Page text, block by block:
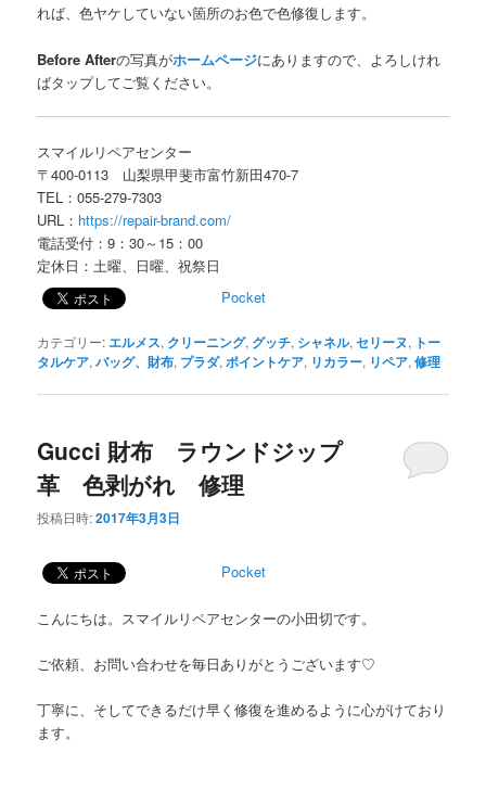
れば、色ヤケしていない箇所のお色で色修復します。
Before Afterの写真がホームページにありますので、よろしけれ
ばタップしてご覧ください。
スマイルリペアセンター
〒400-0113 山梨県甲斐市富竹新田470-7
TEL：055-279-7303
URL： https://repair-brand.com/
電話受付：9：30～15：00
定休日：土曜、日曜、祝祭日
Pocket
カテゴリー: エルメス, クリーニング, グッチ, シャネル,セリーヌ, トー
タルケア,バッグ、財布, プラダ, ポイントケア, リカラー, リペア,修理
Gucci 財布 ラウンドジップ
革 色剥がれ 修理
投稿日時:2017年3月3日
Pocket
こんにちは。スマイルリペアセンターの小田切です。
ご依頼、お問い合わせを毎日ありがとうございます♡
丁寧に、そしてできるだけ早く修復を進めるように心がけており
ます。